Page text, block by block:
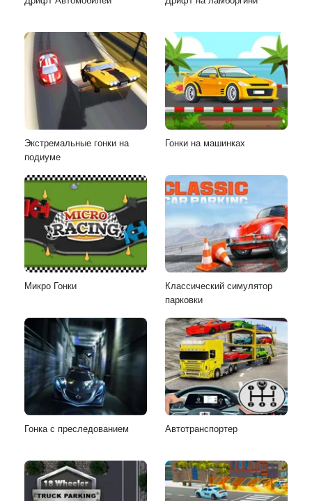
Экстремальные гонки на
подиуме
Гонки на машинках
Микро Гонки
Классический симулятор
парковки
Гонка с преследованием Автотранспортер